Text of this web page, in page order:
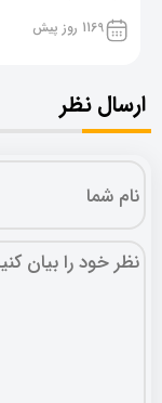
1169 روز پیش
ارسال نظر